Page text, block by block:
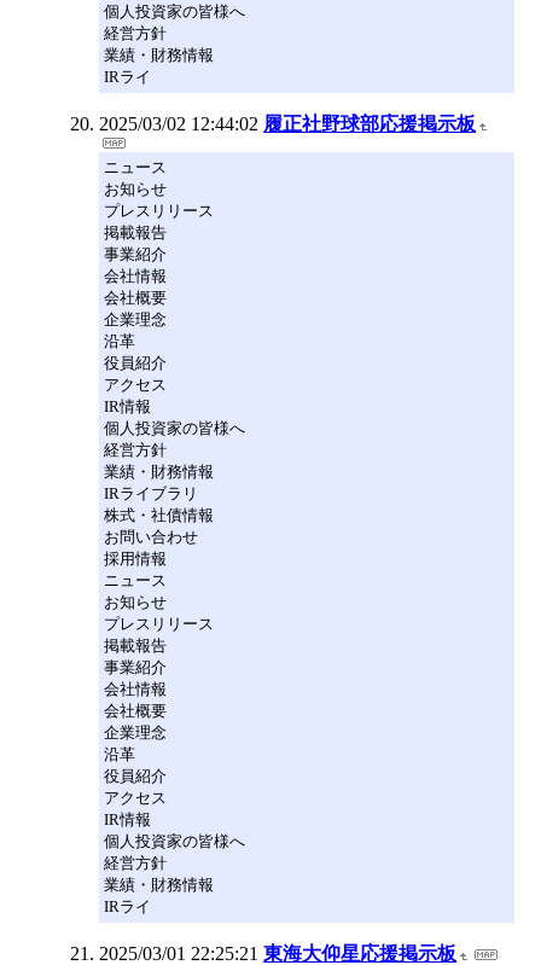
個人投資家の皆様へ
経営方針
業績・財務情報
IRライ
2025/03/02 12:44:02 履正社野球部応援掲示板
ニュース
お知らせ
プレスリリース
掲載報告
事業紹介
会社情報
会社概要
企業理念
沿革
役員紹介
アクセス
IR情報
個人投資家の皆様へ
経営方針
業績・財務情報
IRライブラリ
株式・社債情報
お問い合わせ
採用情報
ニュース
お知らせ
プレスリリース
掲載報告
事業紹介
会社情報
会社概要
企業理念
沿革
役員紹介
アクセス
IR情報
個人投資家の皆様へ
経営方針
業績・財務情報
IRライ
2025/03/01 22:25:21 東海大仰星応援掲示板